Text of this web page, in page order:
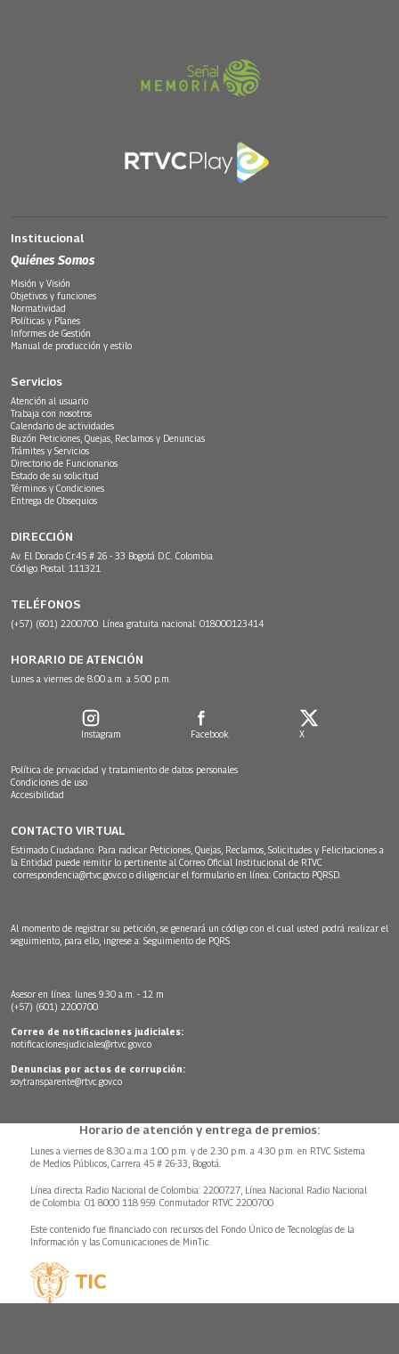
Institucional
Quiénes Somos
Misión y Visión
Objetivos y funciones
Normatividad
Políticas y Planes
Informes de Gestión
Manual de producción y estilo
Servicios
Atención al usuario
Trabaja con nosotros
Calendario de actividades
Buzón Peticiones, Quejas, Reclamos y Denuncias
Trámites y Servicios
Directorio de Funcionarios
Estado de su solicitud
Términos y Condiciones
Entrega de Obsequios
DIRECCIÓN
Av. El Dorado Cr.45 # 26 - 33 Bogotá D.C. Colombia.
Código Postal: 111321
TELÉFONOS
(+57) (601) 2200700. Línea gratuita nacional: 018000123414
HORARIO DE ATENCIÓN
Lunes a viernes de 8:00 a.m. a 5:00 p.m.
Instagram Facebook X
Política de privacidad y tratamiento de datos personales
Condiciones de uso
Accesibilidad
CONTACTO VIRTUAL
Estimado Ciudadano: Para radicar Peticiones, Quejas, Reclamos, Solicitudes y Felicitaciones a
la Entidad puede remitir lo pertinente al Correo Oficial Institucional de RTVC
correspondencia@rtvc.gov.co o diligenciar el formulario en línea: Contacto PQRSD.
Al momento de registrar su petición, se generará un código con el cual usted podrá realizar el
seguimiento, para ello, ingrese a: Seguimiento de PQRS
Asesor en línea: lunes 9:30 a.m. - 12 m
(+57) (601) 2200700
Correo de notificaciones judiciales:
notificacionesjudiciales@rtvc.gov.co
Denuncias por actos de corrupción:
soytransparente@rtvc.gov.co
Horario de atención y entrega de premios:
Lunes a viernes de 8:30 a.m.a 1:00 p.m. y de 2:30 p.m. a 4:30 p.m. en RTVC Sistema
de Medios Públicos, Carrera 45 # 26-33, Bogotá.
Línea directa Radio Nacional de Colombia: 2200727, Línea Nacional Radio Nacional
de Colombia: 01 8000 118 959. Conmutador RTVC 2200700
Este contenido fue financiado con recursos del Fondo Único de Tecnologías de la
Información y las Comunicaciones de MinTic.